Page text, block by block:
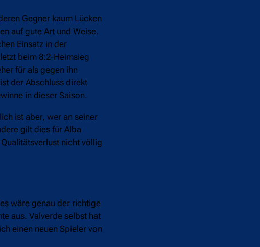
Gegner kaum Lücken
auf gute Art und Weise.
Einsatz in der
beim 8:2-Heimsieg
für als gegen ihn
der Abschluss direkt
in dieser Saison.
ist aber, wer an seiner
gilt dies für Alba
nicht völlig
wäre genau der richtige
aus. Valverde selbst hat
einen neuen Spieler von